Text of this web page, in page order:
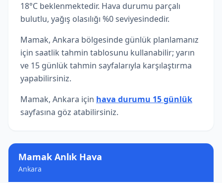
Mamak Anlık Hava
Ankara
18°C beklenmektedir. Hava durumu parçalı
bulutlu, yağış olasılığı %0 seviyesindedir.
Mamak, Ankara bölgesinde günlük planlamanız
için saatlik tahmin tablosunu kullanabilir; yarın
ve 15 günlük tahmin sayfalarıyla karşılaştırma
yapabilirsiniz.
Mamak, Ankara için hava durumu 15 günlük
sayfasına göz atabilirsiniz.